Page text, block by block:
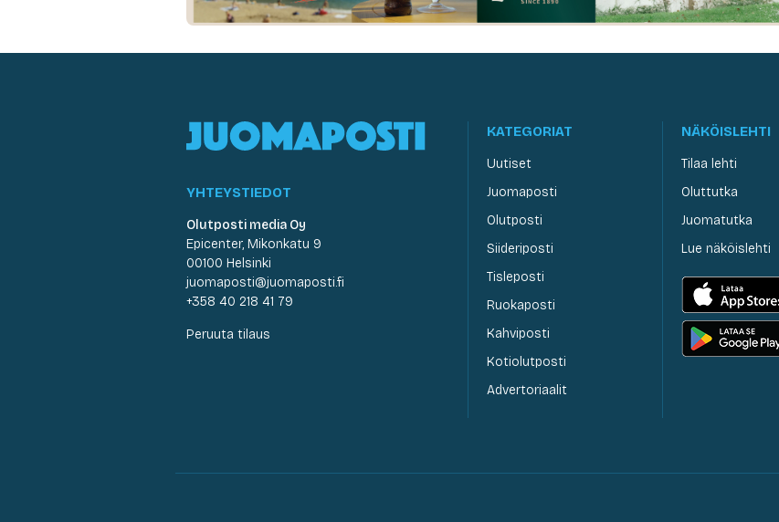
YHTEYSTIEDOT
Olutposti media Oy
Epicenter, Mikonkatu 9
00100 Helsinki
juomaposti@juomaposti.fi
+358 40 218 41 79
Peruuta tilaus
KATEGORIAT
Uutiset
Juomaposti
Olutposti
Siideriposti
Tisleposti
Ruokaposti
Kahviposti
Kotiolutposti
Advertoriaalit
NÄKÖISLEHTI
Tilaa lehti
Oluttutka
Juomatutka
Lue näköislehti